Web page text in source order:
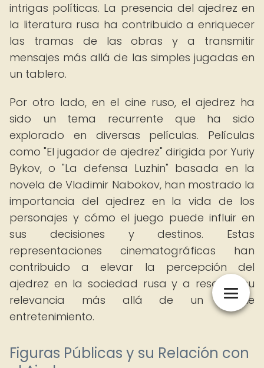
intrigas políticas. La presencia del ajedrez en
la literatura rusa ha contribuido a enriquecer
las tramas de las obras y a transmitir
mensajes más allá de las simples jugadas en
un tablero.
Por otro lado, en el cine ruso, el ajedrez ha
sido un tema recurrente que ha sido
explorado en diversas películas. Películas
como "El jugador de ajedrez" dirigida por Yuriy
Bykov, o "La defensa Luzhin" basada en la
novela de Vladimir Nabokov, han mostrado la
importancia del ajedrez en la vida de los
personajes y cómo el juego puede influir en
sus decisiones y destinos. Estas
representaciones cinematográficas han
contribuido a elevar la percepción del
ajedrez en la sociedad rusa y a resaltar su
relevancia más allá de un simple
entretenimiento.
Figuras Públicas y su Relación con